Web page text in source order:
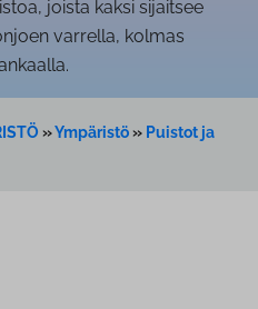
joista kaksi sijaitsee
varrella, kolmas
»Ympäristö» Puistot ja